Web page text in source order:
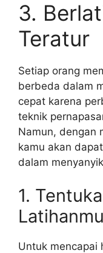
3.
Teratur
Setiap orang
berbeda dalam
cepat karena
teknik
Namun, dengan
kamu akan
dalam
1.
Latihanmu
Untuk mencapai